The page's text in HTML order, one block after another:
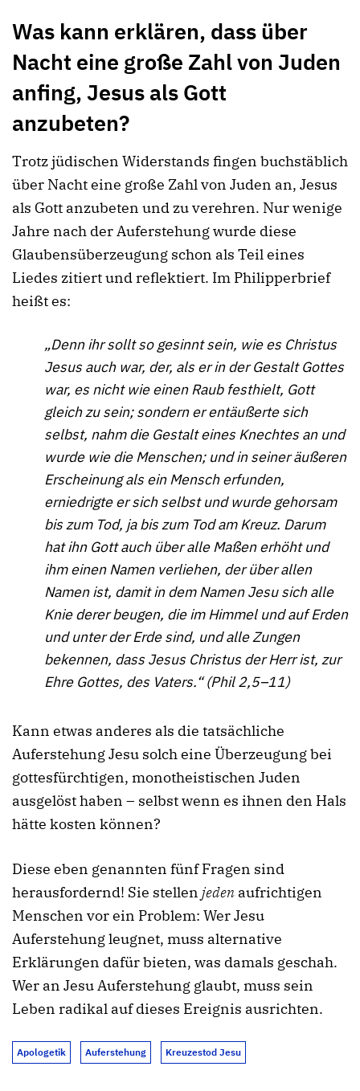
Was kann erklären, dass über
Nacht eine große Zahl von Juden
anfing, Jesus als Gott
anzubeten?
Trotz jüdischen Widerstands fingen buchstäblich
über Nacht eine große Zahl von Juden an, Jesus
als Gott anzubeten und zu verehren. Nur wenige
Jahre nach der Auferstehung wurde diese
Glaubensüberzeugung schon als Teil eines
Liedes zitiert und reflektiert. Im Philipperbrief
heißt es:
„Denn ihr sollt so gesinnt sein, wie es Christus
Jesus auch war, der, als er in der Gestalt Gottes
war, es nicht wie einen Raub festhielt, Gott
gleich zu sein; sondern er entäußerte sich
selbst, nahm die Gestalt eines Knechtes an und
wurde wie die Menschen; und in seiner äußeren
Erscheinung als ein Mensch erfunden,
erniedrigte er sich selbst und wurde gehorsam
bis zum Tod, ja bis zum Tod am Kreuz. Darum
hat ihn Gott auch über alle Maßen erhöht und
ihm einen Namen verliehen, der über allen
Namen ist, damit in dem Namen Jesu sich alle
Knie derer beugen, die im Himmel und auf Erden
und unter der Erde sind, und alle Zungen
bekennen, dass Jesus Christus der Herr ist, zur
Ehre Gottes, des Vaters.“ (Phil 2,5–11)
Kann etwas anderes als die tatsächliche
Auferstehung Jesu solch eine Überzeugung bei
gottesfürchtigen, monotheistischen Juden
ausgelöst haben – selbst wenn es ihnen den Hals
hätte kosten können?
Diese eben genannten fünf Fragen sind
herausfordernd! Sie stellen jeden aufrichtigen
Menschen vor ein Problem: Wer Jesu
Auferstehung leugnet, muss alternative
Erklärungen dafür bieten, was damals geschah.
Wer an Jesu Auferstehung glaubt, muss sein
Leben radikal auf dieses Ereignis ausrichten.
Apologetik Auferstehung Kreuzestod Jesu